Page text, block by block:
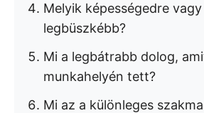
Melyik képességedre vagy
legbüszkébb?
Mi a legbátrabb dolog,
munkahelyén tett?
Mi az a különleges